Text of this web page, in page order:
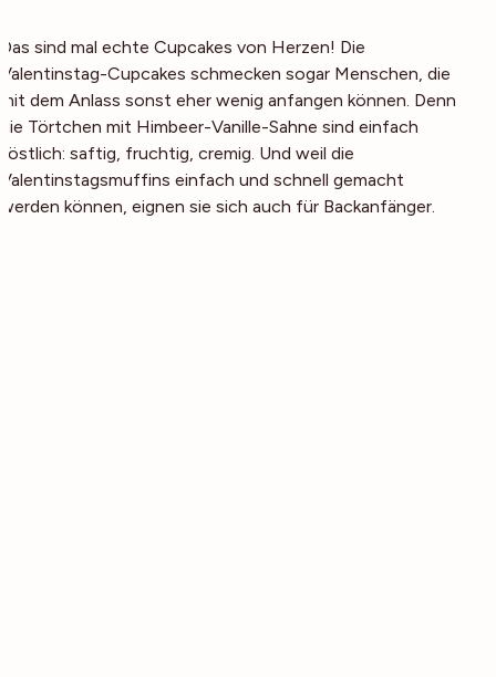
Das sind mal echte Cupcakes von Herzen! Die
Valentinstag-Cupcakes schmecken sogar Menschen, die
mit dem Anlass sonst eher wenig anfangen können. Denn
die Törtchen mit Himbeer-Vanille-Sahne sind einfach
köstlich: saftig, fruchtig, cremig. Und weil die
Valentinstagsmuffins einfach und schnell gemacht
werden können, eignen sie sich auch für Backanfänger.